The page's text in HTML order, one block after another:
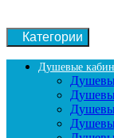
Категории
Душевые